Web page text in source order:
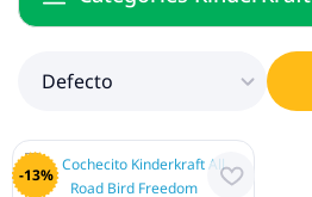
Defecto
-13%